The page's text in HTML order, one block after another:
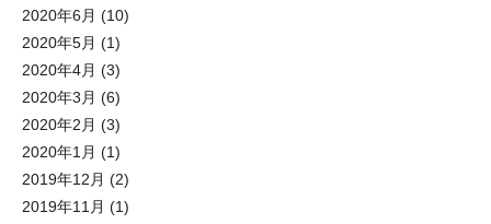
2020年6月 (10)
2020年5月 (1)
2020年4月 (3)
2020年3月 (6)
2020年2月 (3)
2020年1月 (1)
2019年12月 (2)
2019年11月 (1)